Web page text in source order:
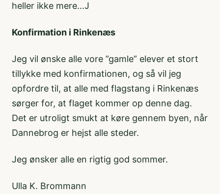
heller ikke mere…J
Konfirmation i Rinkenæs
Jeg vil ønske alle vore ”gamle” elever et stort
tillykke med konfirmationen, og så vil jeg
opfordre til, at alle med flagstang i Rinkenæs
sørger for, at flaget kommer op denne dag.
Det er utroligt smukt at køre gennem byen, når
Dannebrog er hejst alle steder.
Jeg ønsker alle en rigtig god sommer.
Ulla K. Brommann